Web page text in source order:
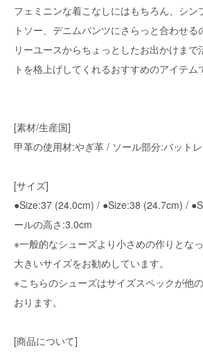
フェミニンな着こなしにはもちろん、シン
トソー、デニムパンツにさらっと合わせる
リーユースからちょっとしたお出かけまで
トを格上げしてくれるおすすめのアイテム
[素材/生産国]
甲革の使用材:やぎ革 / ソール部分:バット
[サイズ]
●Size:37 (24.0cm) / ●Size:38 (24.7cm) /
ールの高さ:3.0cm
※一般的なシューズより小さめの作りとな
大きいサイズをお勧めしています。
※こちらのシューズはサイズスペックが他
おります。
[商品について]